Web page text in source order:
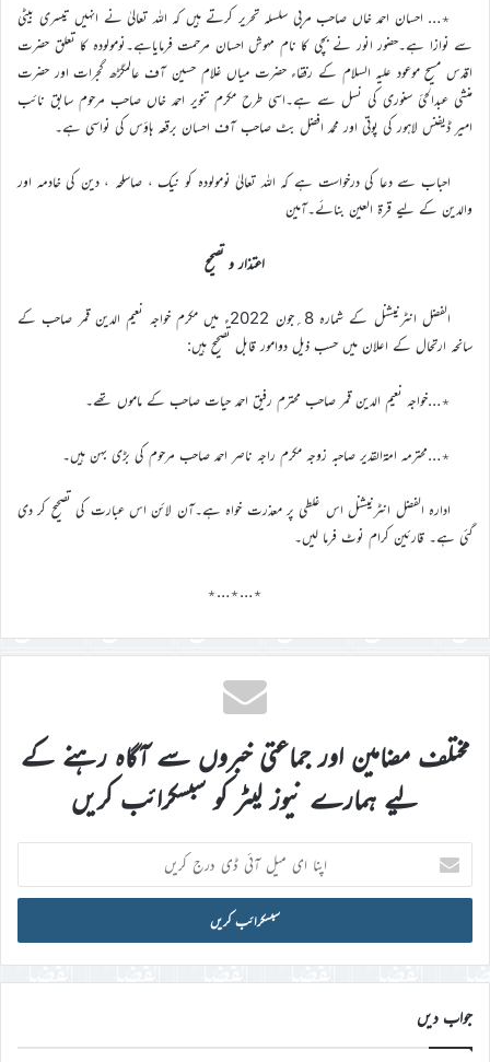
٭… احسان احمد خاں صاحب مربی سلسلہ تحریر کرتے ہیں کہ اللہ تعالیٰ نے انہیں تیسری بیٹی
سے نوازا ہے۔حضور انور نے بچی کا نام مہوش احسان مرحمت فرمایاہے۔نومولودہ کا تعلق حضرت
اقدس مسیح موعود علیہ السلام کے رفقاء حضرت میاں غلام حسین آف عالمگڑھ گجرات اور حضرت
منشی عبدالحئ سنوری کی نسل سے ہے۔اسی طرح مکرم تنویر احمد خاں صاحب مرحوم سابق نائب
امیر ڈیفنس لاہور کی پوتی اور محمد افضل بٹ صاحب آف احسان برقعہ ہاؤس کی نواسی ہے۔
احباب سے دعا کی درخواست ہے کہ اللہ تعالیٰ نومولودہ کو نیک ، صاسلحہ ، دین کی خادمہ اور
والدین کے لیے قرۃ العین بنائے۔آمین
اعتذار و تصحیح
الفضل انٹرنیشنل کے شمارہ 8؍جون 2022ء میں مکرم خواجہ نعیم الدین قمر صاحب کے
سانحہ ارتحال کے اعلان میں حسب ذیل دوامور قابل تصحیح ہیں:
٭…خواجہ نعیم الدین قمر صاحب محترم رفیق احمد حیات صاحب کے ماموں تھے۔
٭…محترمہ امۃالقدیر صاحبہ زوجہ مکرم راجہ ناصر احمد صاحب مرحوم کی بڑی بہن ہیں۔
ادارہ الفضل انٹرنیشنل اس غلطی پر معذرت خواہ ہے۔آن لائن اس عبارت کی تصحیح کر دی
گئی ہے۔ قارئین کرام نوٹ فرما لیں۔
٭…٭…٭
مختلف مضامین اور جماعتی خبروں سے آگاہ رہنے کے
لیے ہمارے نیوز لیٹر کو سبسکرائب کریں
اپنا
ای
میل
ڈی
درج
کریں
جواب دیں